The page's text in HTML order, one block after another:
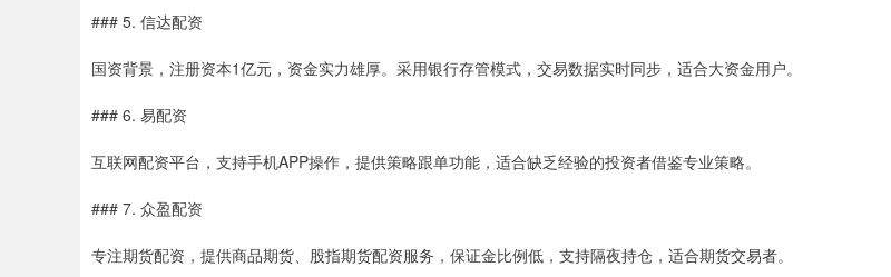
### 5. 信达配资
国资背景，注册资本1亿元，资金实力雄厚。采用银行存管模式，交易数据实时同步，适合大资金用户。
### 6. 易配资
互联网配资平台，支持手机APP操作，提供策略跟单功能，适合缺乏经验的投资者借鉴专业策略。
### 7. 众盈配资
专注期货配资，提供商品期货、股指期货配资服务，保证金比例低，支持隔夜持仓，适合期货交易者。